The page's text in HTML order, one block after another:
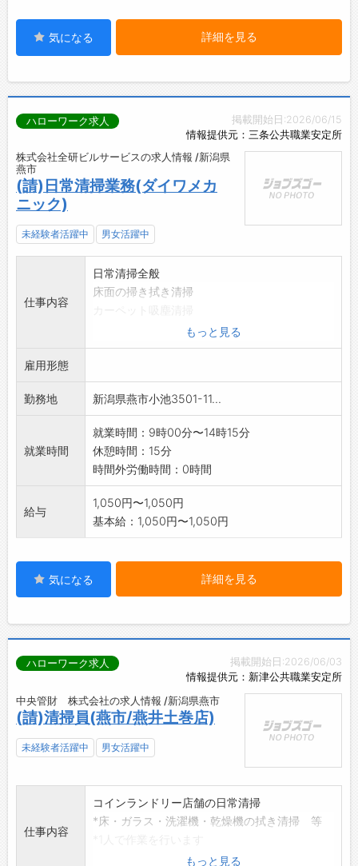
気になる 詳細を見る
掲載開始日:2026/06/15
情報提供元：三条公共職業安定所
ハローワーク求人
株式会社全研ビルサービスの求人情報 /新潟県
燕市
(請)日常清掃業務(ダイワメカ
ニック)
未経験者活躍中 男女活躍中
仕事内容
日常清掃全般
床面の掃き拭き清掃
トイレ水回りの清掃
ゴミ回収
*変更範囲:会社の定める業務
*兼業可・副業可(要相談)
もっと見る
雇用形態
勤務地 新潟県燕市小池3501-11...
就業時間
就業時間：9時00分〜14時15分
休憩時間：15分
時間外労働時間：0時間
給与
1,050円〜1,050円
基本給：1,050円〜1,050円
気になる 詳細を見る
掲載開始日:2026/06/03
情報提供元：新津公共職業安定所
ハローワーク求人
中央管財 株式会社の求人情報 /新潟県燕市
(請)清掃員(燕市/燕井土巻店)
未経験者活躍中 男女活躍中
仕事内容
コインランドリー店舗の日常清掃
*床・ガラス・洗濯機・乾燥機の拭き清掃 等
*2人でローテーションを組みます
もっと見る